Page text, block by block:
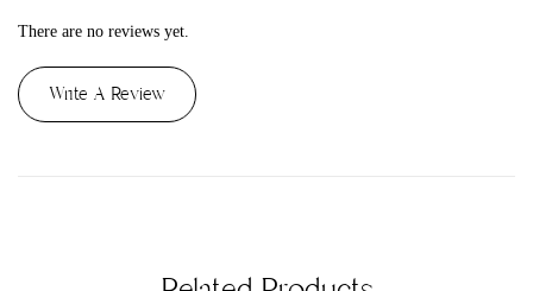
There are no reviews yet.
Write A Review